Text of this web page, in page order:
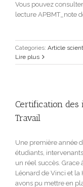
Vous pouvez
lecture APBMT_note
Categories: Article
Lire plus
Certification des
Travail
Une première année
étudiants,
un réel succès. Grace
Léonard de Vinci et la
avons pu mettre en